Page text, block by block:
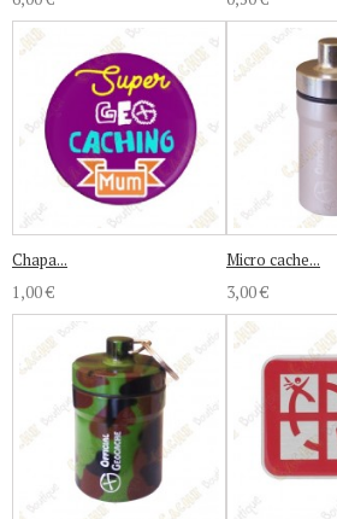
Chapa...
1,00 €
Micro cache...
3,00 €